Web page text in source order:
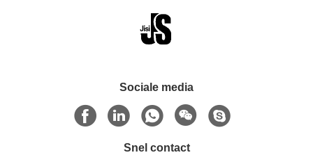
Sociale media
Snel contact